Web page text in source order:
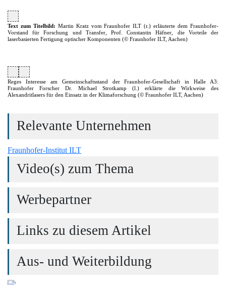
Text zum Titelbild: Martin Kratz vom Fraunhofer ILT (r.) erläuterte dem Fraunhofer-
Vorstand für Forschung und Transfer, Prof. Constantin Häfner, die Vorteile der
laserbasierten Fertigung optischer Komponenten (© Fraunhofer ILT, Aachen)
Reges Interesse am Gemeinschaftsstand der Fraunhofer-Gesellschaft in Halle A3:
Fraunhofer Forscher Dr. Michael Strotkamp (l.) erklärte die Wirkweise des
Alexandritlasers für den Einsatz in der Klimaforschung (© Fraunhofer ILT, Aachen)
Relevante Unternehmen
Fraunhofer-Institut ILT
Video(s) zum Thema
Werbepartner
Links zu diesem Artikel
Aus- und Weiterbildung